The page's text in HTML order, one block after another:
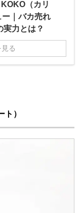
（カリ
｜バカ売れ
実力とは？
る
）